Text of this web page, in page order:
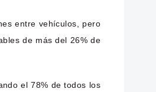
entre vehículos, pero
de más del 26% de
el 78% de todos los